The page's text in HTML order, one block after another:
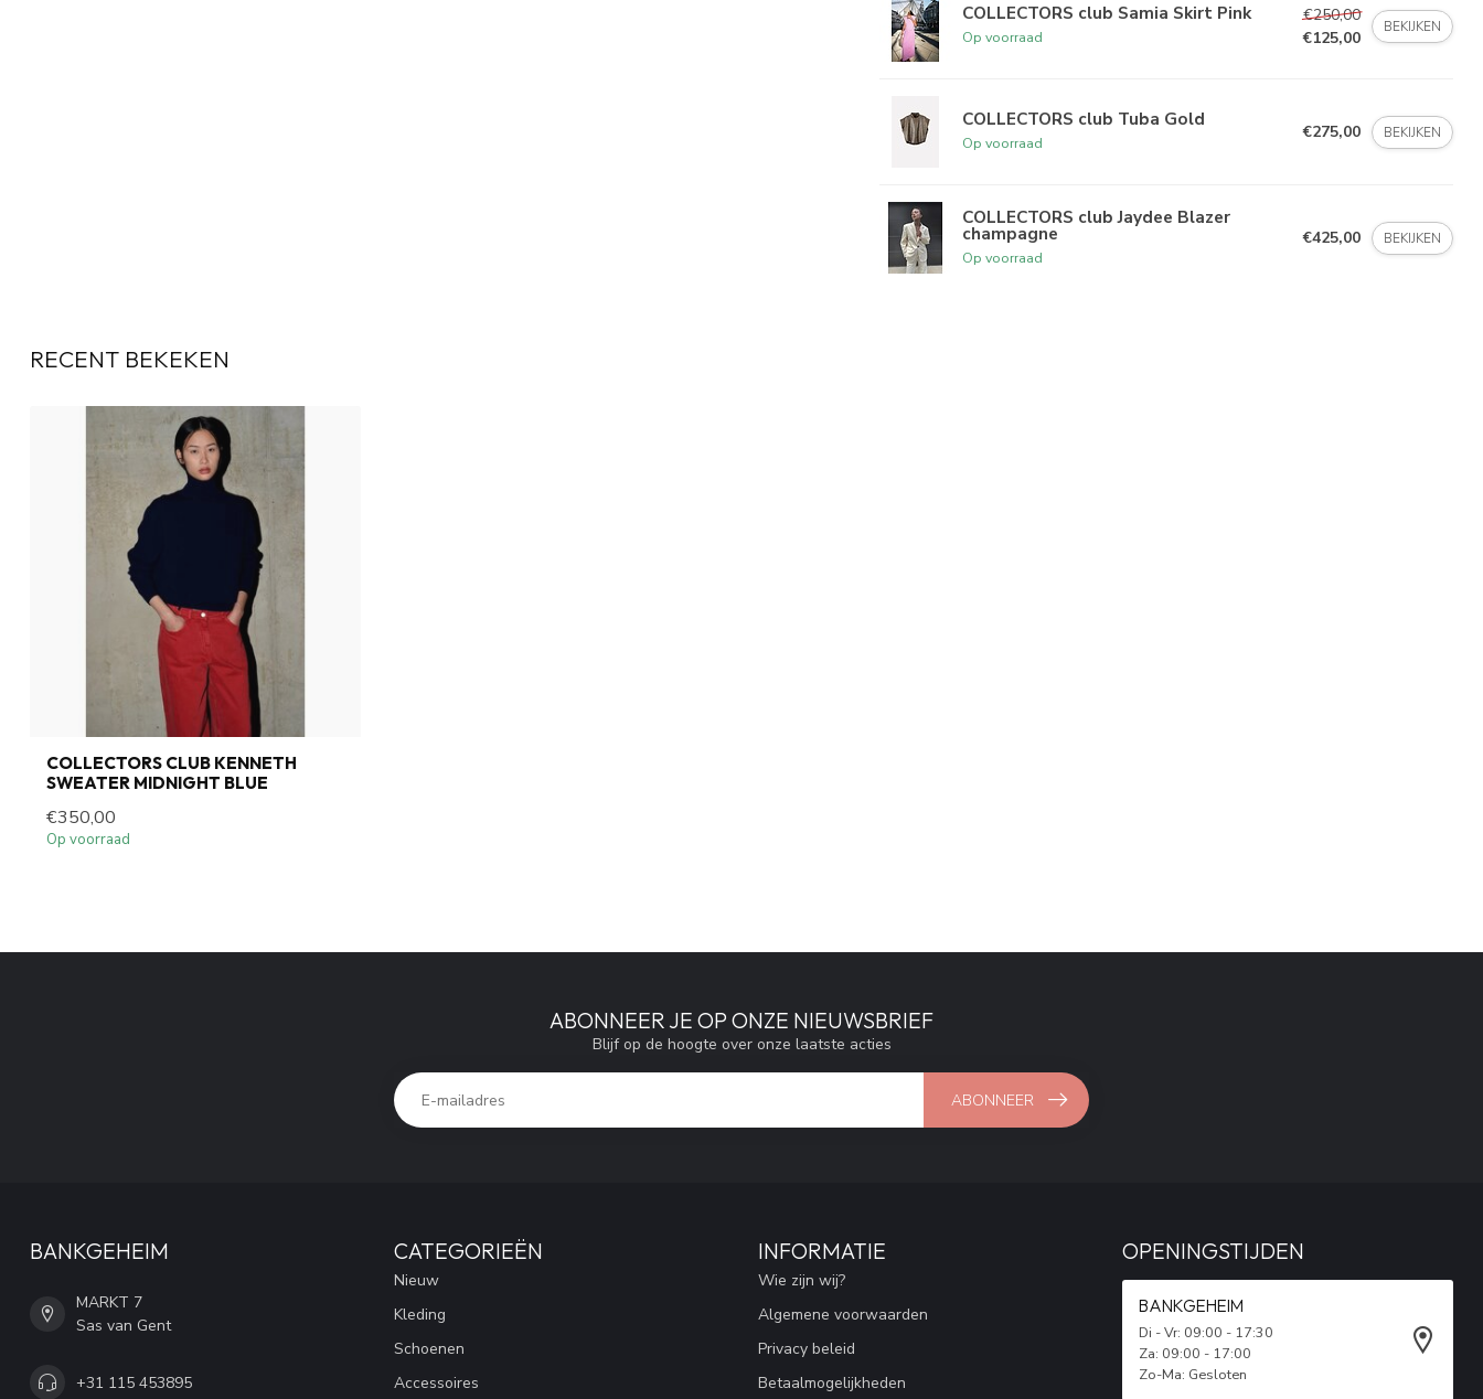
COLLECTORS club Samia Skirt Pink
Op voorraad
€250,00
€125,00
BEKIJKEN
COLLECTORS club Tuba Gold
Op voorraad
€275,00 BEKIJKEN
COLLECTORS club Jaydee Blazer
champagne
Op voorraad
€425,00 BEKIJKEN
RECENT BEKEKEN
COLLECTORS CLUB KENNETH
SWEATER MIDNIGHT BLUE
€350,00
Op voorraad
ABONNEER JE OP ONZE NIEUWSBRIEF
Blijf op de hoogte over onze laatste acties
ABONNEER
BANKGEHEIM
MARKT 7
Sas van Gent
+31 115 453895
CATEGORIEËN
Nieuw
Kleding
Schoenen
Accessoires
INFORMATIE
Wie zijn wij?
Algemene voorwaarden
Privacy beleid
Betaalmogelijkheden
OPENINGSTIJDEN
BANKGEHEIM
Di - Vr: 09:00 - 17:30
Za: 09:00 - 17:00
Zo-Ma: Gesloten